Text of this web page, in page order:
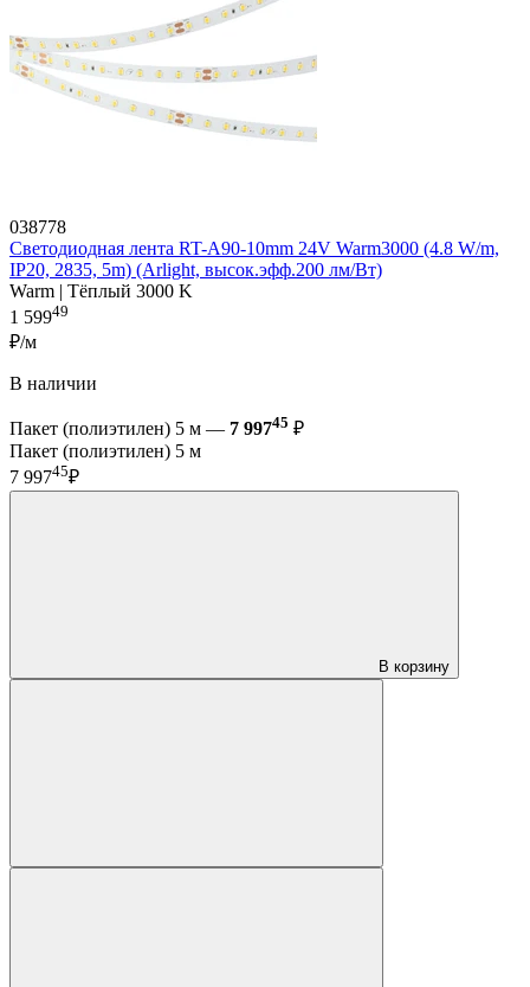
038778
Светодиодная лента RT-A90-10mm 24V Warm3000 (4.8 W/m,
IP20, 2835, 5m) (Arlight, высок.эфф.200 лм/Вт)
Warm | Тёплый 3000 K
1 59949
₽/м
В наличии
Пакет (полиэтилен) 5 м — 7 99745 ₽
Пакет (полиэтилен) 5 м
7 99745₽
В корзину